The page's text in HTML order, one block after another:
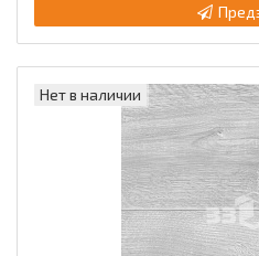
Нет в наличии